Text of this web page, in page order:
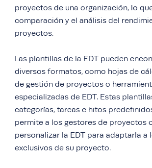
proyectos de una organización, lo
comparación y el análisis del
proyectos.
Las plantillas de la EDT pueden
diversos formatos, como hojas de
de gestión de proyectos o
especializadas de EDT. Estas
categorías, tareas e hitos
permite a los gestores de proyectos
personalizar la EDT para adaptarla a
exclusivos de su proyecto.